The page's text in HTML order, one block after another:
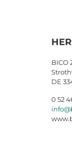
BICO
DE
0 52